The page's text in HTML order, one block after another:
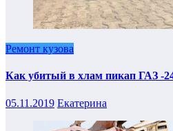
Ремонт кузова
Как убитый в хлам пикап ГАЗ -
05.11.2019 Екатерина